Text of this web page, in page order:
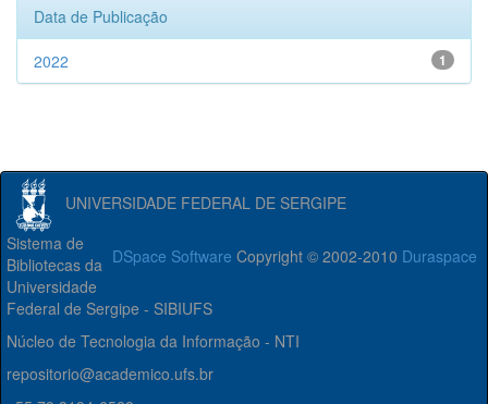
Data de Publicação
1
2022
UNIVERSIDADE FEDERAL DE SERGIPE
DSpace Software Copyright © 2002-2010 Duraspace
Sistema de
Bibliotecas da
Universidade
Federal de Sergipe - SIBIUFS
Núcleo de Tecnologia da Informação - NTI
repositorio@academico.ufs.br